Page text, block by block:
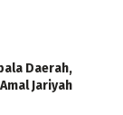
Daerah,
Jariyah